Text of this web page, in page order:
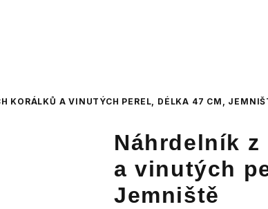
KORÁLKŮ A VINUTÝCH PEREL, DÉLKA 47 CM,
Náhrdelník
a vinutých
Jemniště